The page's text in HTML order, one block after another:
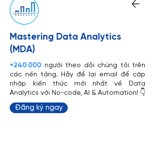
Mastering Data Analytics
(MDA)
+240.000 người theo dõi chúng tôi trên
các nền tảng. Hãy để lại email để cập
nhập kiến thức mới nhất về Data
Analytics với No-code, AI & Automation! 👇
Đăng ký ngay